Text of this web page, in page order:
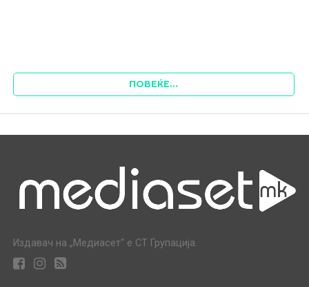
ПОВЕЌЕ...
Издавач на „Медиасет“ е СТ Групација.